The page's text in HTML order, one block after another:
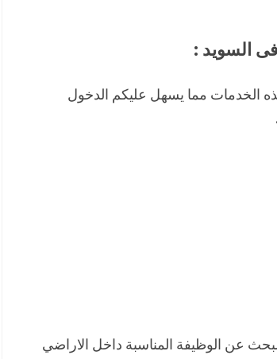
الخدمات مما يسهل عليكم الدخول
عن الوظيفة المناسبة داخل الاراضي